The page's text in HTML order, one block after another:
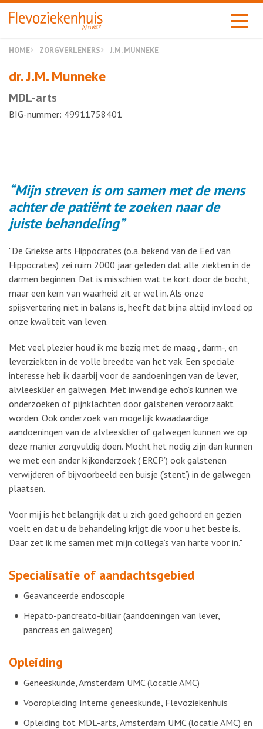
Almere
HOME ZORGVERLENERS J.M. MUNNEKE
dr. J.M. Munneke
MDL-arts
BIG-nummer: 49911758401
Mijn streven is om samen met de mens
achter de patiënt te zoeken naar de
juiste behandeling
"De Griekse arts Hippocrates (o.a. bekend van de Eed van
Hippocrates) zei ruim 2000 jaar geleden dat alle ziekten in de
darmen beginnen. Dat is misschien wat te kort door de bocht,
maar een kern van waarheid zit er wel in. Als onze
spijsvertering niet in balans is, heeft dat bijna altijd invloed op
onze kwaliteit van leven.
Met veel plezier houd ik me bezig met de maag-, darm-, en
leverziekten in de volle breedte van het vak. Een speciale
interesse heb ik daarbij voor de aandoeningen van de lever,
alvleesklier en galwegen. Met inwendige echo’s kunnen we
onderzoeken of pijnklachten door galstenen veroorzaakt
worden. Ook onderzoek van mogelijk kwaadaardige
aandoeningen van de alvleesklier of galwegen kunnen we op
deze manier zorgvuldig doen. Mocht het nodig zijn dan kunnen
we met een ander kijkonderzoek (‘ERCP’) ook galstenen
verwijderen of bijvoorbeeld een buisje (‘stent’) in de galwegen
plaatsen.
Voor mij is het belangrijk dat u zich goed gehoord en gezien
voelt en dat u de behandeling krijgt die voor u het beste is.
Daar zet ik me samen met mijn collega’s van harte voor in."
Specialisatie of aandachtsgebied
Geavanceerde endoscopie
Hepato-pancreato-biliair (aandoeningen van lever,
pancreas en galwegen)
Opleiding
Geneeskunde, Amsterdam UMC (locatie AMC)
Vooropleiding Interne geneeskunde, Flevoziekenhuis
Opleiding tot MDL-arts, Amsterdam UMC (locatie AMC) en